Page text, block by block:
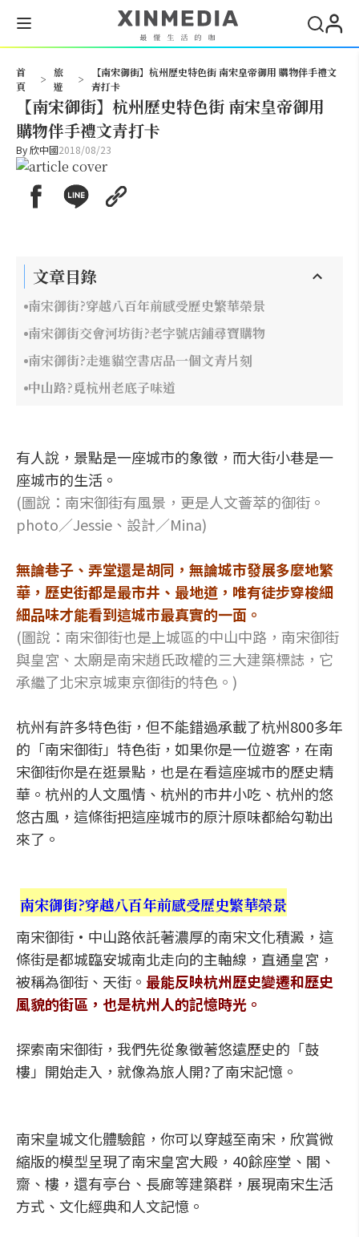
首
頁
>
旅
遊
>
【南宋御街】杭州歷史特色街 南宋皇帝御用 購物伴手禮文
青打卡
【南宋御街】杭州歷史特色街 南宋皇帝御用
購物伴手禮文青打卡
By欣中國2018/08/23
文章目錄
南宋御街?穿越八百年前感受歷史繁華榮景
南宋御街交會河坊街?老字號店鋪尋寶購物
南宋御街?走進貓空書店品一個文青片刻
中山路?覓杭州老底子味道
有人說，景點是一座城市的象徵，而大街小巷是一
座城市的生活。
(圖說：南宋御街有風景，更是人文薈萃的御街。
photo／Jessie、設計／Mina)
無論巷子、弄堂還是胡同，無論城市發展多麼地繁
華，歷史街都是最市井、最地道，唯有徒步穿梭細
細品味才能看到這城市最真實的一面。
(圖說：南宋御街也是上城區的中山中路，南宋御街
與皇宮、太廟是南宋趙氏政權的三大建築標誌，它
承繼了北宋京城東京御街的特色。)
杭州有許多特色街，但不能錯過承載了杭州800多年
的「南宋御街」特色街，如果你是一位遊客，在南
宋御街你是在逛景點，也是在看這座城市的歷史精
華。杭州的人文風情、杭州的市井小吃、杭州的悠
悠古風，這條街把這座城市的原汁原味都給勾勒出
來了。
南宋御街?穿越八百年前感受歷史繁華榮景
南宋御街•中山路依託著濃厚的南宋文化積澱，這
條街是都城臨安城南北走向的主軸線，直通皇宮，
被稱為御街、天街。 最能反映杭州歷史變遷和歷史
風貌的街區，也是杭州人的記憶時光。
探索南宋御街，我們先從象徵著悠遠歷史的「鼓
樓」開始走入，就像為旅人開?了南宋記憶。
南宋皇城文化體驗館，你可以穿越至南宋，欣賞微
縮版的模型呈現了南宋皇宮大殿，40餘座堂、閣、
齋、樓，還有亭台、長廊等建築群，展現南宋生活
方式、文化經典和人文記憶。